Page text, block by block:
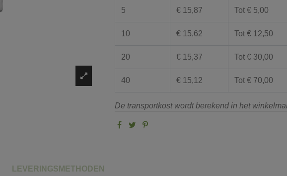
5 € 15,87 Tot € 5,00
10 € 15,62 Tot € 12,50
20 € 15,37 Tot € 30,00
40 € 15,12 Tot € 70,00
De transportkost wordt berekend in het
LEVERINGSMETHODEN